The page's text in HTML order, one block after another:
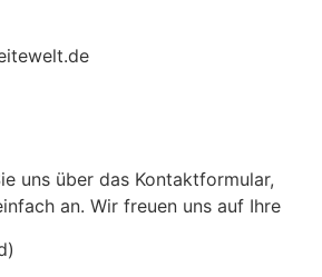
uns über das Kontaktformular,
an. Wir freuen uns auf Ihre